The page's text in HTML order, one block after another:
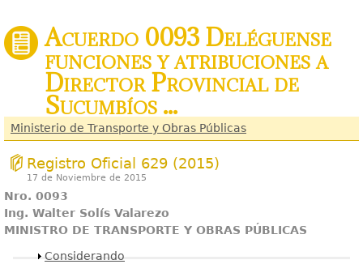
Acuerdo 0093 Deléguense
funciones y atribuciones a
Director Provincial de
Sucumbíos ...
Ministerio de Transporte y Obras Públicas
Registro Oficial 629 (2015)
17 de Noviembre de 2015
Nro. 0093
Ing. Walter Solís Valarezo
MINISTRO DE TRANSPORTE Y OBRAS PÚBLICAS
Mostrar
Considerando